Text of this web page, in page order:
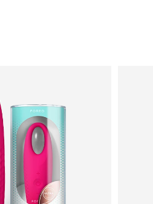
预计送达日期
预计送达日期